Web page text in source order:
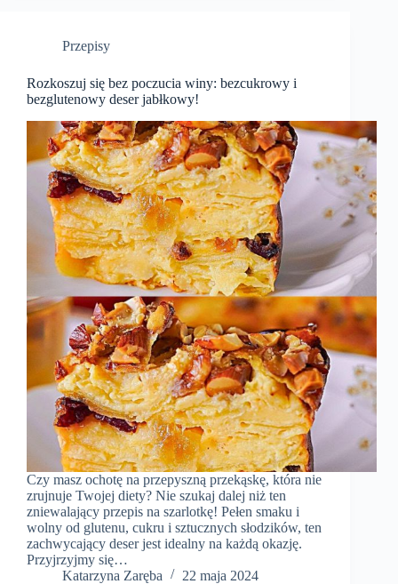
Przepisy
Rozkoszuj się bez poczucia winy: bezcukrowy i
bezglutenowy deser jabłkowy!
Czy masz ochotę na przepyszną przekąskę, która nie
zrujnuje Twojej diety? Nie szukaj dalej niż ten
zniewalający przepis na szarlotkę! Pełen smaku i
wolny od glutenu, cukru i sztucznych słodzików, ten
zachwycający deser jest idealny na każdą okazję.
Przyjrzyjmy się…
Katarzyna Zaręba
22 maja 2024